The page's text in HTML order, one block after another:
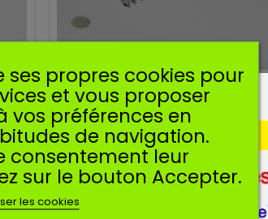
(26 avis)
C1Q
KIT PISTON POMPE REPRISE POUR
STIHL MS200T N°2
Kit piston pour pompe de carburateur
pour Stihl MS200T. Pour carburateur C1Q
: S126A, S126B, S126C, S127A, S127B, S127C,
S128A, S128B, S128C, S129A, S129B, S129C.
4,99 €
ses propres cookies pour
et vous proposer
vos préférences en
de navigation.
consentement leur
sur le bouton Accepter.
les cookies